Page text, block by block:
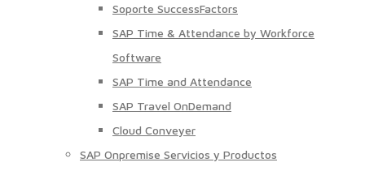
Soporte SuccessFactors
SAP Time & Attendance by Workforce
Software
SAP Time and Attendance
SAP Travel OnDemand
Cloud Conveyer
SAP Onpremise Servicios y Productos